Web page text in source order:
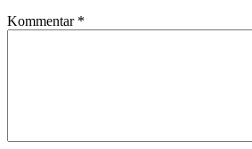
Kommentar *